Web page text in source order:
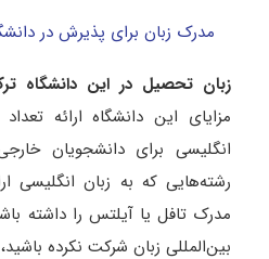
مدرک زبان برای پذیرش در
زبان تحصیل در این دانشگاه
مزایای این دانشگاه ارائه
انگلیسی برای دانشجویان
رشته‌هایی که به زبان انگلیسی
مدرک تافل یا آیلتس را داشته
بین‌المللی زبان شرکت نکرده